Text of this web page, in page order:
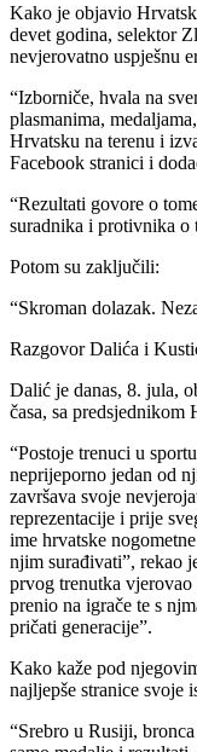
Kako je objavio
devet godina, selektor
nevjerovatno uspješnu
“Izborniče, hvala na
plasmanima,
Hrvatsku na terenu i
Facebook stranici i
“Rezultati govore o
suradnika i protivnika o
Potom su zaključili:
“Skroman dolazak.
Razgovor Dalića i
Dalić je danas, 8. jula,
časa, sa
“Postoje trenuci u
neprijeporno jedan od
završava svoje
reprezentacije i prije
ime hrvatske
njim surađivati”, rekao
prvog trenutka
prenio na igrače te s
pričati generacije”.
Kako kaže pod
najljepše stranice svoje
“Srebro u Rusiji,